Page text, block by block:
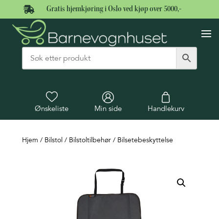
 Gratis hjemkjøring i Oslo ved kjøp over 5000,-
Ønskeliste Min side Handlekurv
Hjem / Bilstol / Bilstoltilbehør/ Bilsetebeskyttelse